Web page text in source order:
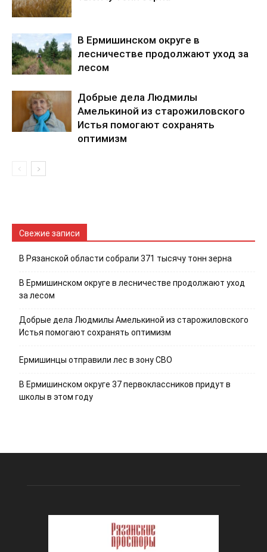
В Ермишинском округе в
лесничестве продолжают уход за
лесом
Добрые дела Людмилы
Амелькиной из старожиловского
Истья помогают сохранять
оптимизм
Свежие записи
В Рязанской области собрали 371 тысячу тонн зерна
В Ермишинском округе в лесничестве продолжают уход
за лесом
Добрые дела Людмилы Амелькиной из старожиловского
Истья помогают сохранять оптимизм
Ермишинцы отправили лес в зону СВО
В Ермишинском округе 37 первоклассников придут в
школы в этом году